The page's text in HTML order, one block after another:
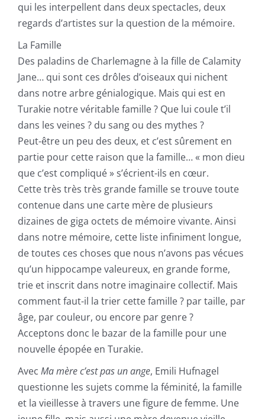
qui les interpellent dans deux spectacles, deux
regards d’artistes sur la question de la mémoire.
La Famille
Des paladins de Charlemagne à la fille de Calamity
Jane… qui sont ces drôles d’oiseaux qui nichent
dans notre arbre génialogique. Mais qui est en
Turakie notre véritable famille ? Que lui coule t’il
dans les veines ? du sang ou des mythes ?
Peut-être un peu des deux, et c’est sûrement en
partie pour cette raison que la famille… « mon dieu
que c’est compliqué » s’écrient-ils en cœur.
Cette très très très grande famille se trouve toute
contenue dans une carte mère de plusieurs
dizaines de giga octets de mémoire vivante. Ainsi
dans notre mémoire, cette liste infiniment longue,
de toutes ces choses que nous n’avons pas vécues
qu’un hippocampe valeureux, en grande forme,
trie et inscrit dans notre imaginaire collectif. Mais
comment faut-il la trier cette famille ? par taille, par
âge, par couleur, ou encore par genre ?
Acceptons donc le bazar de la famille pour une
nouvelle épopée en Turakie.
Avec Ma mère c’est pas un ange, Emili Hufnagel
questionne les sujets comme la féminité, la famille
et la vieillesse à travers une figure de femme. Une